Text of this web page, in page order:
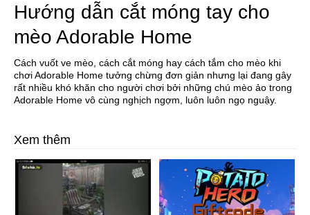
Hướng dẫn cắt móng tay cho
mèo Adorable Home
Cách vuốt ve mèo, cách cắt móng hay cách tắm cho mèo khi
chơi Adorable Home tưởng chừng đơn giản nhưng lại đang gây
rất nhiều khó khăn cho người chơi bởi những chú mèo ảo trong
Adorable Home vô cùng nghịch ngợm, luôn luôn ngọ nguậy.
Xem thêm